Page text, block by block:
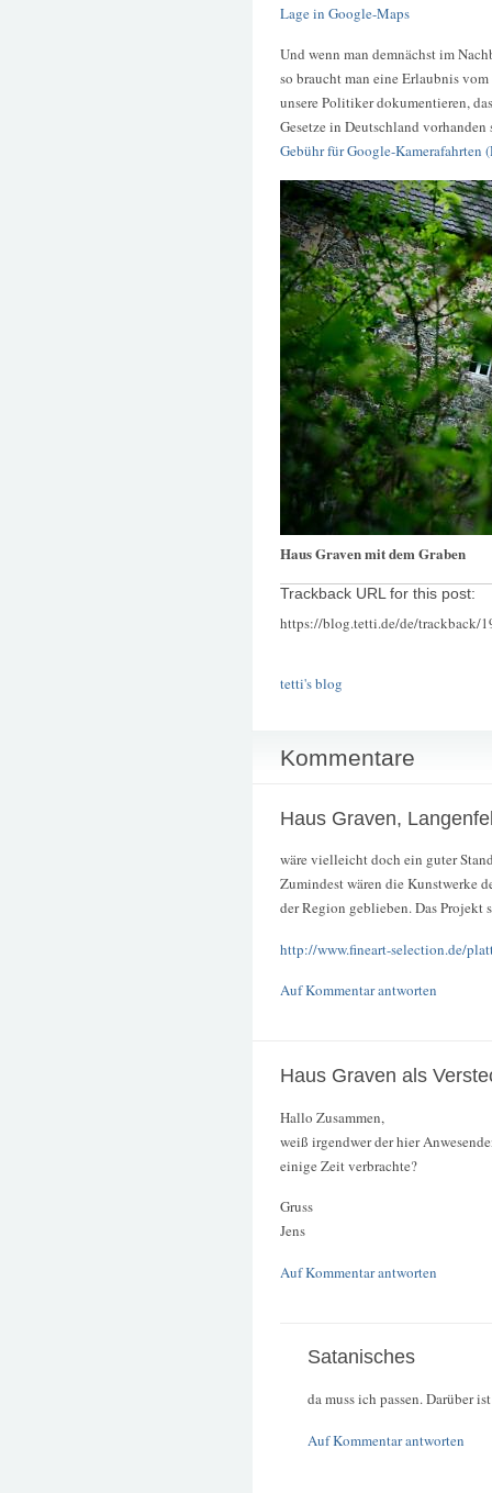
Lage in Google-Maps
Und wenn man demnächst im
so braucht man eine Erlaubnis
unsere Politiker dokumentieren,
Gesetze in Deutschland
Gebühr für Google-Kamerafahrten
Haus Graven mit dem Graben
Trackback URL for this post:
https://blog.tetti.de/de/trackback/
tetti's blog
Kommentare
Haus Graven,
wäre vielleicht doch ein guter
Zumindest wären die Kunstwerke
der Region geblieben. Das Projekt
http://www.fineart-selection.de/
Auf Kommentar antworten
Haus Graven als
Hallo Zusammen,
weiß irgendwer der hier
einige Zeit verbrachte?
Gruss
Jens
Auf Kommentar antworten
Satanisches
da muss ich passen. Darüber
Auf Kommentar antworten